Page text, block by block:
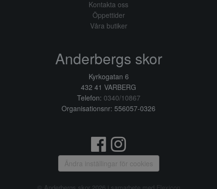
Kontakta oss
Öppettider
Våra butiker
Anderbergs skor
Kyrkogatan 6
432 41 VARBERG
Telefon: 0340/10867
Organisationsnr: 556057-0326
Ändra inställingar för cookies